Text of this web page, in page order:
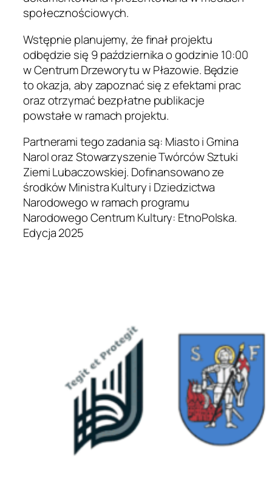
społecznościowych.
Wstępnie planujemy, że finał projektu
odbędzie się 9 października o godzinie 10:00
w Centrum Drzeworytu w Płazowie. Będzie
to okazja, aby zapoznać się z efektami prac
oraz otrzymać bezpłatne publikacje
powstałe w ramach projektu.
Partnerami tego zadania są: Miasto i Gmina
Narol oraz Stowarzyszenie Twórców Sztuki
Ziemi Lubaczowskiej. Dofinansowano ze
środków Ministra Kultury i Dziedzictwa
Narodowego w ramach programu
Narodowego Centrum Kultury: EtnoPolska.
Edycja 2025